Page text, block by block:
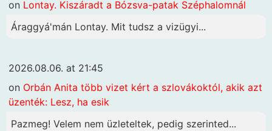
on Lontay. Kiszáradt a Bózsva-patak Széphalomnál
Áraggyá'mán Lontay. Mit tudsz a vizügyi...
2026.08.06. at 21:45
on Orbán Anita több vizet kért a szlovákoktól, akik azt
üzenték: Lesz, ha esik
Pazmeg! Velem nem üzleteltek, pedig szerinted...